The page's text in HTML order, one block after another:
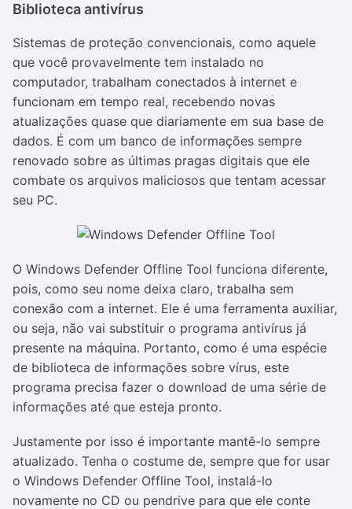
Biblioteca antivírus
Sistemas de proteção convencionais, como aquele
que você provavelmente tem instalado no
computador, trabalham conectados à internet e
funcionam em tempo real, recebendo novas
atualizações quase que diariamente em sua base de
dados. É com um banco de informações sempre
renovado sobre as últimas pragas digitais que ele
combate os arquivos maliciosos que tentam acessar
seu PC.
O Windows Defender Offline Tool funciona diferente,
pois, como seu nome deixa claro, trabalha sem
conexão com a internet. Ele é uma ferramenta auxiliar,
ou seja, não vai substituir o programa antivírus já
presente na máquina. Portanto, como é uma espécie
de biblioteca de informações sobre vírus, este
programa precisa fazer o download de uma série de
informações até que esteja pronto.
Justamente por isso é importante mantê-lo sempre
atualizado. Tenha o costume de, sempre que for usar
o Windows Defender Offline Tool, instalá-lo
novamente no CD ou pendrive para que ele conte